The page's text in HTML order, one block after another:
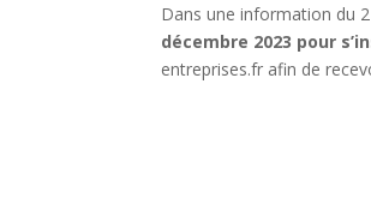
Dans une information du
décembre 2023 pour
entreprises.fr afin de